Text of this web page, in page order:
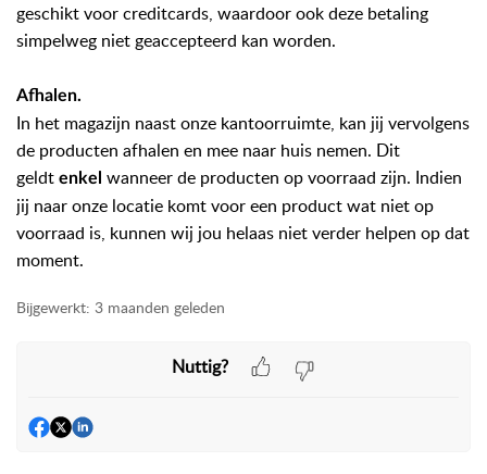
geschikt voor creditcards, waardoor ook deze betaling
simpelweg niet geaccepteerd kan worden.
Afhalen.
In het magazijn naast onze kantoorruimte, kan jij vervolgens
de producten afhalen en mee naar huis nemen. Dit
geldt enkel wanneer de producten op voorraad zijn. Indien
jij naar onze locatie komt voor een product wat niet op
voorraad is, kunnen wij jou helaas niet verder helpen op dat
moment.
Bijgewerkt: 3 maanden geleden
Nuttig?